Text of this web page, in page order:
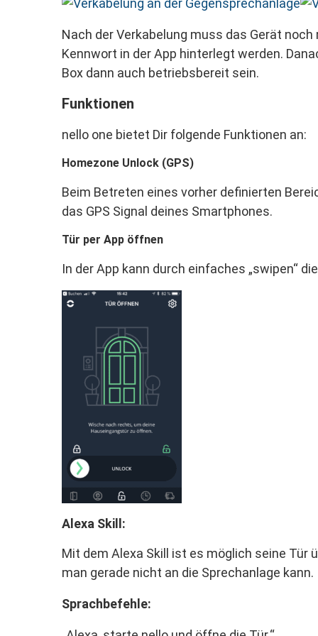
Nach der Verkabelung muss das Gerät
Kennwort in der App hinterlegt werden.
Box dann auch betriebsbereit sein.
Funktionen
nello one bietet Dir folgende Funktionen an:
Homezone Unlock (GPS)
Beim Betreten eines vorher definierten
das GPS Signal deines Smartphones.
Tür per App öffnen
In der App kann durch einfaches „swipen“
Alexa Skill:
Mit dem Alexa Skill ist es möglich seine Tür
man gerade nicht an die Sprechanlage kann.
Sprachbefehle: